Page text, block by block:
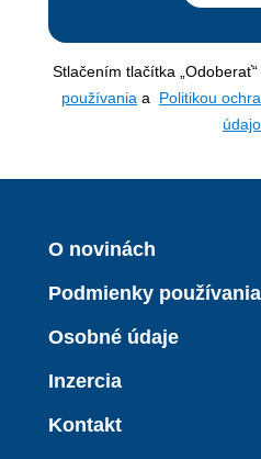
Stlačením tlačítka
používania a Politikou
O novinách
Podmienky používania
Osobné údaje
Inzercia
Kontakt